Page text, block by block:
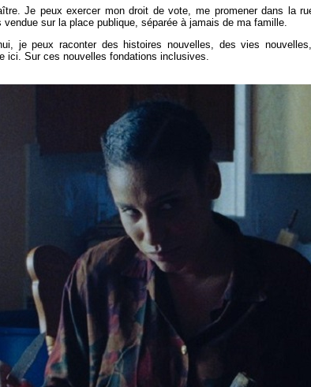
Je peux exercer mon droit de vote, me promener dans la
vendue sur la place publique, séparée à jamais de ma famille.
je peux raconter des histoires nouvelles, des vies
ici. Sur ces nouvelles fondations inclusives.